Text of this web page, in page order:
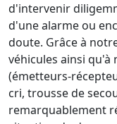
d'intervenir
d'une alarme ou
doute. Grâce à
véhicules ainsi
(émetteurs-
cri, trousse de
remarquablement